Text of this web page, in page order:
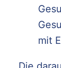
mit